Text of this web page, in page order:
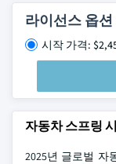
라이선스 옵
시작 가격:
자동차 스프링
2025년 글로벌 자